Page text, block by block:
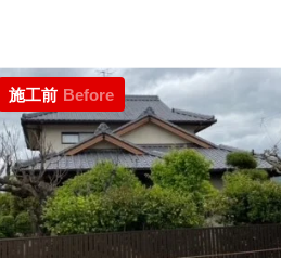
施工前 Before